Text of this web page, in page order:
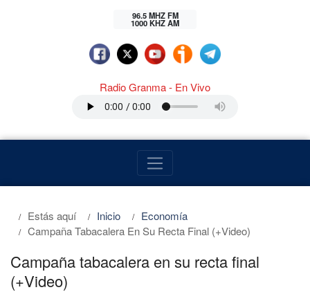
96.5 MHZ FM
1000 KHZ AM
Radio Granma - En Vivo
Estás aquí Inicio
Economía
Campaña Tabacalera En Su Recta Final (+Video)
Campaña tabacalera en su recta final
(+Video)